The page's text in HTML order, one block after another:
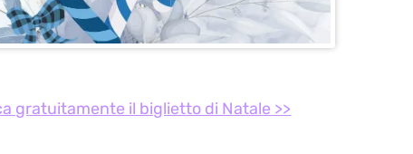
gratuitamente il biglietto di Natale >>